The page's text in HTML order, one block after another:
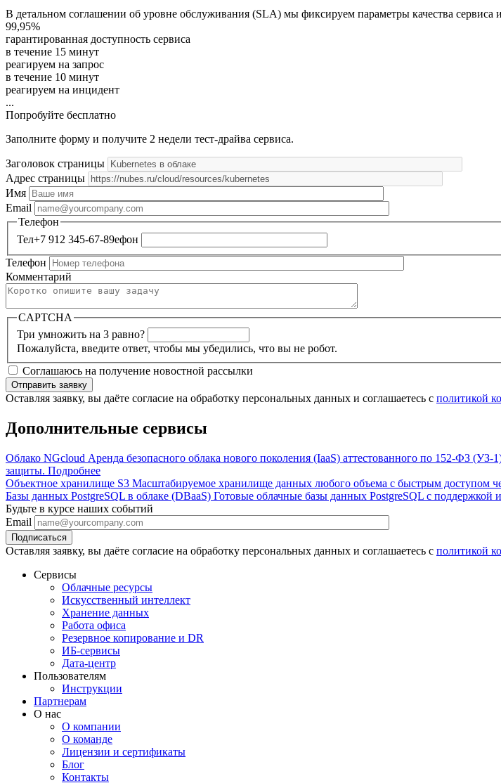
В детальном соглашении об уровне обслуживания (SLA) мы фиксируем параметры качества
99,95%
гарантированная доступность сервиса
в течение 15 минут
реагируем на запрос
в течение 10 минут
реагируем на инцидент
...
Попробуйте бесплатно
Заполните форму и получите 2 недели тест-драйва сервиса.
Заголовок страницы
Адрес страницы
Имя
Email
Телефон
Тел+7 912 345-67-89ефон
Телефон
Комментарий
CAPTCHA
Три умножить на 3 равно?
Пожалуйста, введите ответ, чтобы мы убедились, что вы не робот.
Соглашаюсь на получение новостной рассылки
Оставляя заявку, вы даёте согласие на обработку персональных данных и соглашаетесь с политикой
Дополнительные сервисы
Облако NGcloud Аренда безопасного облака нового поколения (IaaS) аттестованного по 152-ФЗ
защиты. Подробнее
Объектное хранилище S3 Масштабируемое хранилище данных любого объема с быстрым доступом
Базы данных PostgreSQL в облаке (DBaaS) Готовые облачные базы данных PostgreSQL c поддержкой
Будьте в курсе наших событий
Email
Оставляя заявку, вы даёте согласие на обработку персональных данных и соглашаетесь с политикой
Сервисы
Облачные ресурсы
Искусственный интеллект
Хранение данных
Работа офиса
Резервное копирование и DR
ИБ-сервисы
Дата-центр
Пользователям
Инструкции
Партнерам
О нас
О компании
О команде
Лицензии и сертификаты
Блог
Контакты